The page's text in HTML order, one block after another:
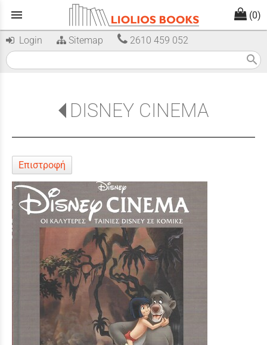
menu (0)
Login Sitemap 2610 459 052
search
DISNEY CINEMA
Επιστροφή